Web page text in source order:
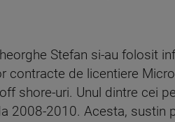
Stefan si-au folosit
contracte de licentiere
shore-uri. Unul dintre cei
2008-2010. Acesta, sustin